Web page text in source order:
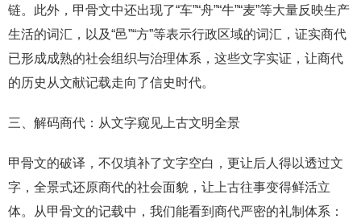
链。此外，甲骨文中还出现了“车”“舟”“牛”“麦”等大量反映生产
生活的词汇，以及“邑”“方”等表示行政区域的词汇，证实商代
已形成成熟的社会组织与治理体系，这些文字实证，让商代
的历史从文献记载走向了信史时代。
三、解码商代：从文字窥见上古文明全景
甲骨文的破译，不仅填补了文字空白，更让后人得以透过文
字，全景式还原商代的社会面貌，让上古往事变得鲜活立
体。从甲骨文的记载中，我们能看到商代严密的礼制体系：